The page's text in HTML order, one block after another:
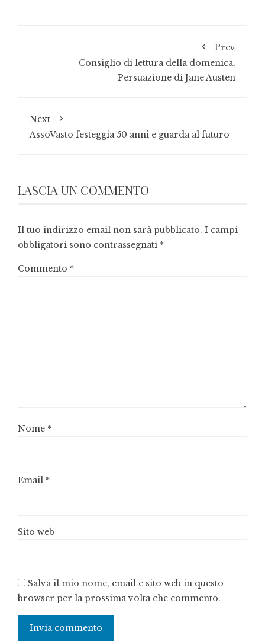
Prev
Consiglio di lettura della domenica,
Persuazione di Jane Austen
Next
AssoVasto festeggia 50 anni e guarda al futuro
LASCIA UN COMMENTO
Il tuo indirizzo email non sarà pubblicato. I campi
obbligatori sono contrassegnati *
Commento *
Nome *
Email *
Sito web
Salva il mio nome, email e sito web in questo
browser per la prossima volta che commento.